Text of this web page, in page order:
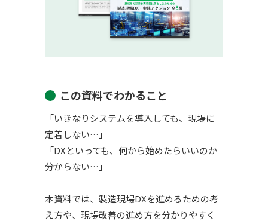
この資料でわかること
「いきなりシステムを導入しても、現場に
定着しない…」
「DXといっても、何から始めたらいいのか
分からない…」
本資料では、製造現場DXを進めるための考
え方や、現場改善の進め方を分かりやすく